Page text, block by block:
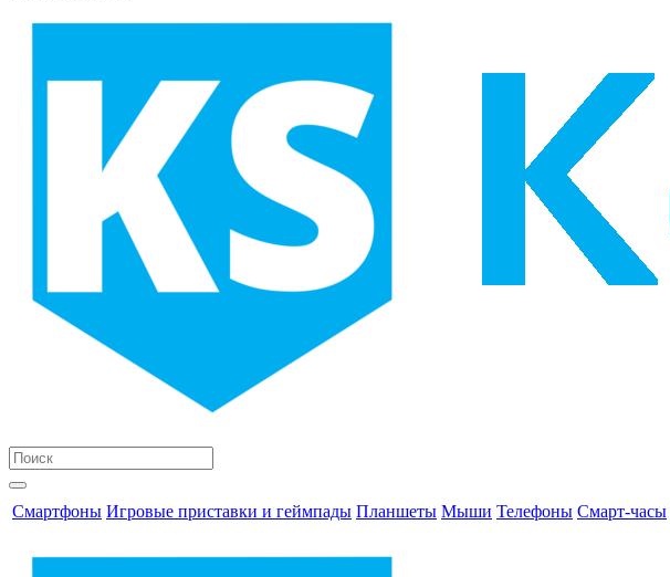
Смартфоны Игровые приставки и геймпады Планшеты Мыши Телефоны Смарт-часы